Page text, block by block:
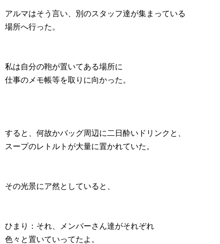
アルマはそう言い、別のスタッフ達が集まっている
場所へ行った。
私は自分の鞄が置いてある場所に
仕事のメモ帳等を取りに向かった。
すると、何故かバッグ周辺に二日酔いドリンクと、
スープのレトルトが大量に置かれていた。
その光景にア然としていると、
ひまり：それ、メンバーさん達がそれぞれ
色々と置いていってたよ。